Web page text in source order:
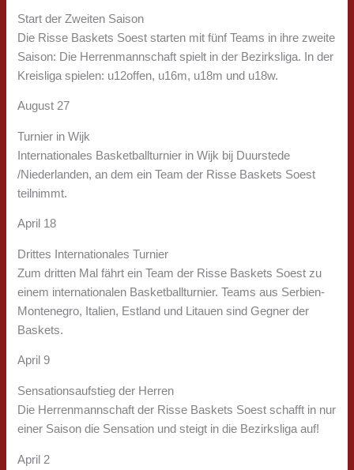
Start der Zweiten Saison
Die Risse Baskets Soest starten mit fünf Teams in ihre zweite
Saison: Die Herrenmannschaft spielt in der Bezirksliga. In der
Kreisliga spielen: u12offen, u16m, u18m und u18w.
August 27
Turnier in Wijk
Internationales Basketballturnier in Wijk bij Duurstede
/Niederlanden, an dem ein Team der Risse Baskets Soest
teilnimmt.
April 18
Drittes Internationales Turnier
Zum dritten Mal fährt ein Team der Risse Baskets Soest zu
einem internationalen Basketballturnier. Teams aus Serbien-
Montenegro, Italien, Estland und Litauen sind Gegner der
Baskets.
April 9
Sensationsaufstieg der Herren
Die Herrenmannschaft der Risse Baskets Soest schafft in nur
einer Saison die Sensation und steigt in die Bezirksliga auf!
April 2